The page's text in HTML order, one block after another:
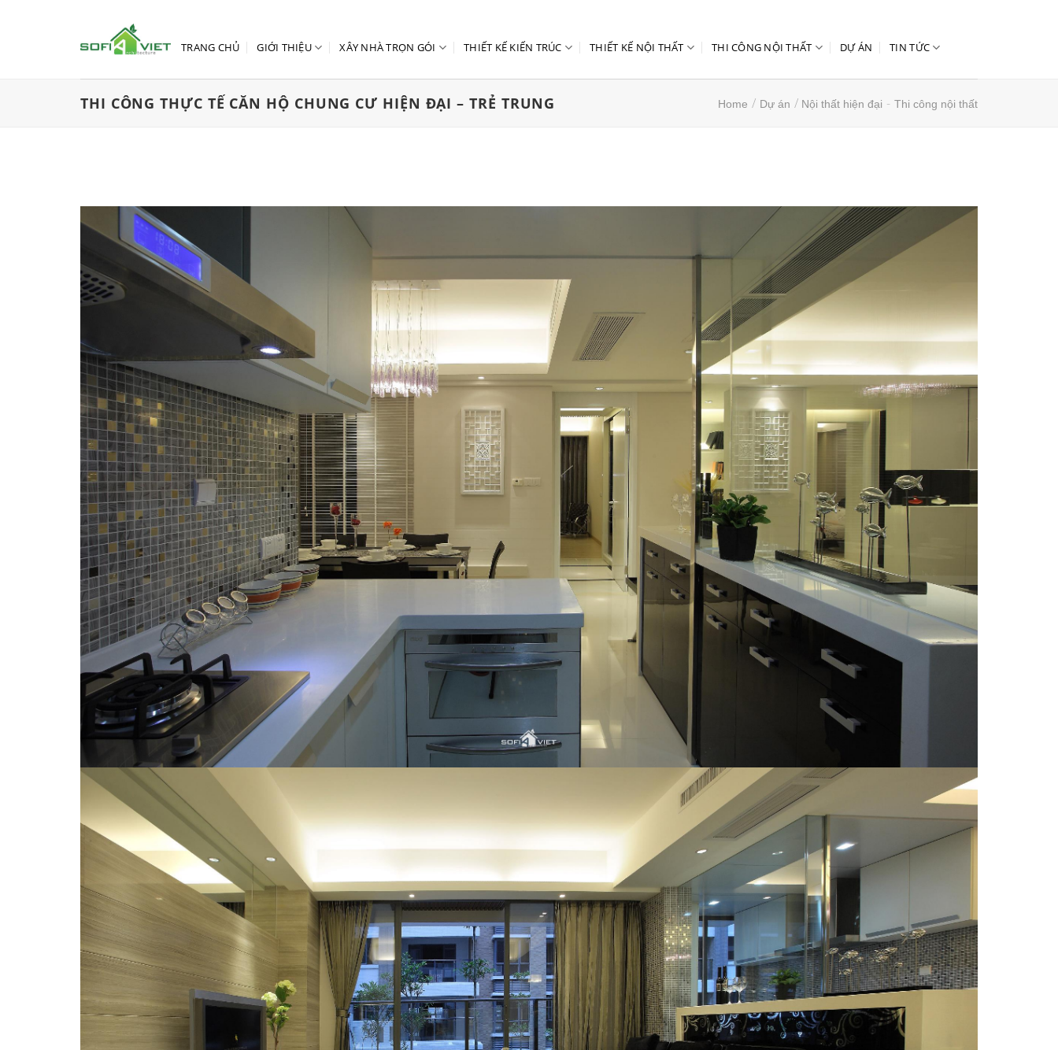
TRANG CHỦ GIỚI THIỆU XÂY NHÀ TRỌN GÓI THIẾT KẾ KIẾN TRÚC THIẾT KẾ NỘI THẤT THI CÔNG NỘI THẤT DỰ ÁN TIN TỨC
THI CÔNG THỰC TẾ CĂN HỘ CHUNG CƯ HIỆN ĐẠI – TRẺ TRUNG Home / Dự án / Nội thất hiện đại - Thi công nội thất